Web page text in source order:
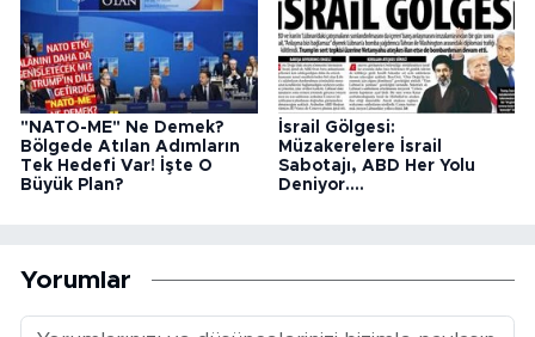
"NATO-ME" Ne Demek?
Bölgede Atılan Adımların
Tek Hedefi Var! İşte O
Büyük Plan?
İsrail Gölgesi:
Müzakerelere İsrail
Sabotajı, ABD Her Yolu
Deniyor....
Yorumlar